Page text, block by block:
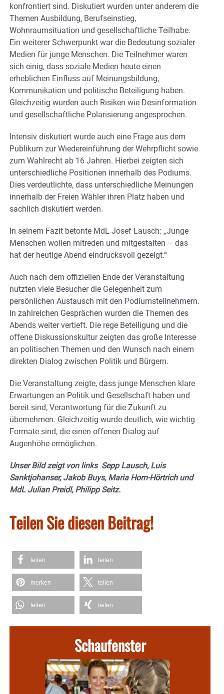
konfrontiert sind. Diskutiert wurden unter anderem die
Themen Ausbildung, Berufseinstieg,
Wohnraumsituation und gesellschaftliche Teilhabe.
Ein weiterer Schwerpunkt war die Bedeutung sozialer
Medien für junge Menschen. Die Teilnehmer waren
sich einig, dass soziale Medien heute einen
erheblichen Einfluss auf Meinungsbildung,
Kommunikation und politische Beteiligung haben.
Gleichzeitig wurden auch Risiken wie Desinformation
und gesellschaftliche Polarisierung angesprochen.
Intensiv diskutiert wurde auch eine Frage aus dem
Publikum zur Wiedereinführung der Wehrpflicht sowie
zum Wahlrecht ab 16 Jahren. Hierbei zeigten sich
unterschiedliche Positionen innerhalb des Podiums.
Dies verdeutlichte, dass unterschiedliche Meinungen
innerhalb der Freien Wähler ihren Platz haben und
sachlich diskutiert werden.
In seinem Fazit betonte MdL Josef Lausch: „Junge
Menschen wollen mitreden und mitgestalten – das
hat der heutige Abend eindrucksvoll gezeigt.“
Auch nach dem offiziellen Ende der Veranstaltung
nutzten viele Besucher die Gelegenheit zum
persönlichen Austausch mit den Podiumsteilnehmern.
In zahlreichen Gesprächen wurden die Themen des
Abends weiter vertieft. Die rege Beteiligung und die
offene Diskussionskultur zeigten das große Interesse
an politischen Themen und den Wunsch nach einem
direkten Dialog zwischen Politik und Bürgern.
Die Veranstaltung zeigte, dass junge Menschen klare
Erwartungen an Politik und Gesellschaft haben und
bereit sind, Verantwortung für die Zukunft zu
übernehmen. Gleichzeitig wurde deutlich, wie wichtig
Formate sind, die einen offenen Dialog auf
Augenhöhe ermöglichen.
Unser Bild zeigt von links Sepp Lausch, Luis
Sanktjohanser, Jakob Buys, Maria Horn-Hörtrich und
MdL Julian Preidl, Philipp Seitz.
Teilen Sie diesen Beitrag!
teilen teilen
merken teilen
teilen teilen
Schaufenster